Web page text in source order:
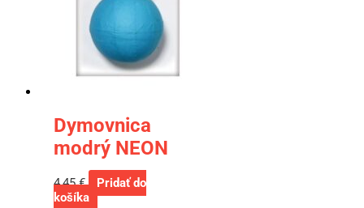
Dymovnica
modrý NEON
4,45€
Pridať do
košíka